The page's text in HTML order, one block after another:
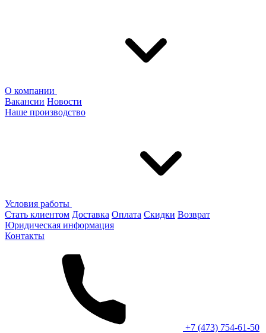
О компании
Вакансии Новости
Наше производство
Условия работы
Стать клиентом Доставка Оплата Скидки Возврат
Юридическая информация
Контакты
+7 (473) 754-61-50